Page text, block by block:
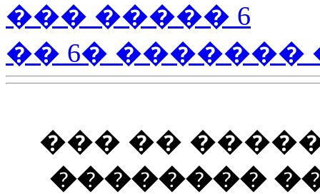
��� ����� 6
�� 6� �������
��� ��
��������